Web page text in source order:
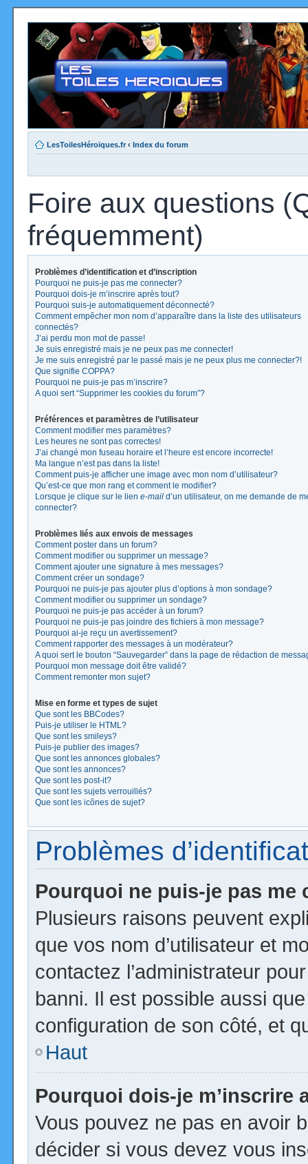
LesToilesHéroïques.fr ‹ Index du forum
Foire aux questions
fréquemment)
Problèmes d’identification et d’inscription
Pourquoi ne puis-je pas me connecter?
Pourquoi dois-je m’inscrire après tout?
Pourquoi suis-je automatiquement déconnecté?
Comment empêcher mon nom d’apparaître dans la liste des utilisateurs
connectés?
J’ai perdu mon mot de passe!
Je suis enregistré mais je ne peux pas me connecter!
Je me suis enregistré par le passé mais je ne peux plus me connecter?!
Que signifie COPPA?
Pourquoi ne puis-je pas m’inscrire?
A quoi sert “Supprimer les cookies du forum”?
Préférences et paramètres de l’utilisateur
Comment modifier mes paramètres?
Les heures ne sont pas correctes!
J’ai changé mon fuseau horaire et l’heure est encore incorrecte!
Ma langue n’est pas dans la liste!
Comment puis-je afficher une image avec mon nom d’utilisateur?
Qu’est-ce que mon rang et comment le modifier?
Lorsque je clique sur le lien e-mail d’un utilisateur, on me demande de
connecter?
Problèmes liés aux envois de messages
Comment poster dans un forum?
Comment modifier ou supprimer un message?
Comment ajouter une signature à mes messages?
Comment créer un sondage?
Pourquoi ne puis-je pas ajouter plus d’options à mon sondage?
Comment modifier ou supprimer un sondage?
Pourquoi ne puis-je pas accéder à un forum?
Pourquoi ne puis-je pas joindre des fichiers à mon message?
Pourquoi ai-je reçu un avertissement?
Comment rapporter des messages à un modérateur?
A quoi sert le bouton “Sauvegarder” dans la page de rédaction de
Pourquoi mon message doit être validé?
Comment remonter mon sujet?
Mise en forme et types de sujet
Que sont les BBCodes?
Puis-je utiliser le HTML?
Que sont les smileys?
Puis-je publier des images?
Que sont les annonces globales?
Que sont les annonces?
Que sont les post-it?
Que sont les sujets verrouillés?
Que sont les icônes de sujet?
Problèmes
Pourquoi ne puis-je pas me
Plusieurs raisons peuvent
que vos nom d’utilisateur et
contactez l’administrateur
banni. Il est possible aussi
configuration de son côté, et
Haut
Pourquoi dois-je m’inscrire
Vous pouvez ne pas en avoir
décider si vous devez vous